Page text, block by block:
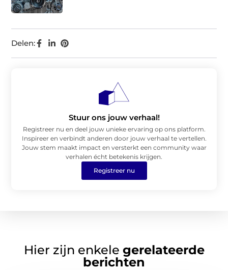
Delen:
Stuur ons jouw verhaal!
Registreer nu en deel jouw unieke ervaring op ons platform.
Inspireer en verbindt anderen door jouw verhaal te vertellen.
Jouw stem maakt impact en versterkt een community waar
verhalen écht betekenis krijgen.
Registreer nu
Hier zijn enkele gerelateerde
berichten